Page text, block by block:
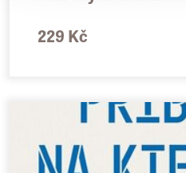
zůstala neprávem
bezesporu patří
Publikaci u příležitosti
září 2012 vydávají
společnost Dny české
229 Kč